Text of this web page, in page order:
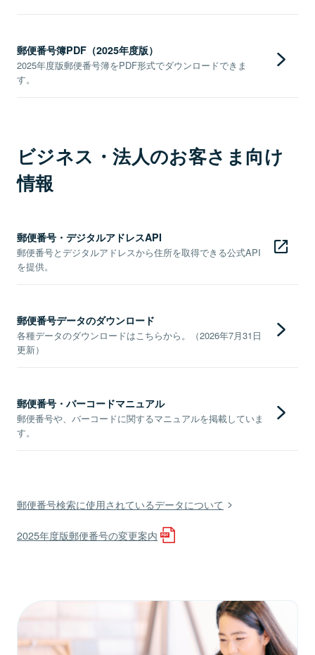
郵便番号簿PDF（2025年度版）
2025年度版郵便番号簿をPDF形式でダウンロードできま
す。
ビジネス・法人のお客さま向け
情報
郵便番号・デジタルアドレスAPI
郵便番号とデジタルアドレスから住所を取得できる公式API
を提供。
郵便番号データのダウンロード
各種データのダウンロードはこちらから。（2026年7月31日
更新）
郵便番号・バーコードマニュアル
郵便番号や、バーコードに関するマニュアルを掲載していま
す。
郵便番号検索に使用されているデータについて
2025年度版郵便番号の変更案内